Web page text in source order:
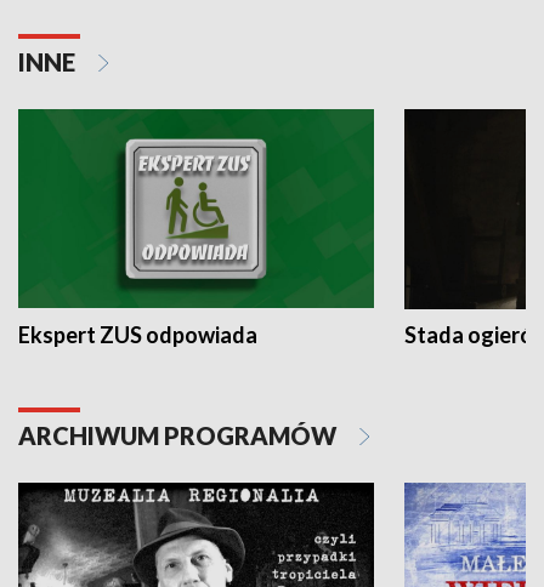
INNE
Ekspert ZUS odpowiada Stada
ARCHIWUM PROGRAMÓW